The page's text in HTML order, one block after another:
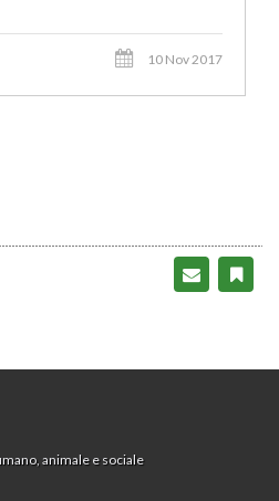
10 Nov 2017
animale e sociale